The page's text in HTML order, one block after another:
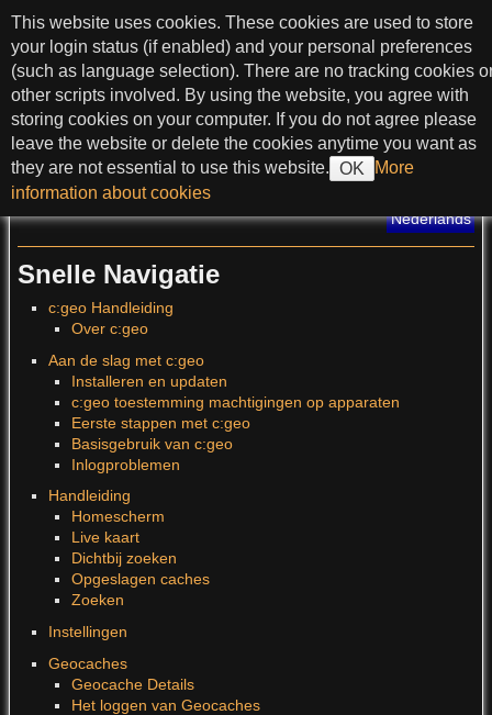
spring naar tekst
c:geo User Guide
>
Nederlands
Snelle Navigatie
c:geo Handleiding
Over c:geo
Aan de slag met c:geo
Installeren en updaten
c:geo toestemming machtigingen op apparaten
Eerste stappen met c:geo
Basisgebruik van c:geo
Inlogproblemen
Handleiding
Homescherm
Live kaart
Dichtbij zoeken
Opgeslagen caches
Zoeken
Instellingen
Geocaches
Geocache Details
Het loggen van Geocaches
This website uses cookies. These cookies are used to store
your login status (if enabled) and your personal preferences
(such as language selection). There are no tracking cookies
other scripts involved. By using the website, you agree with
storing cookies on your computer. If you do not agree please
leave the website or delete the cookies anytime you want as
they are not essential to use this website. OK
More
information about cookies